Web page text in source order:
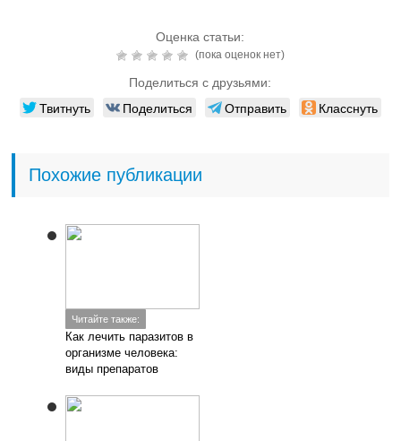
Оценка статьи:
(пока оценок нет)
Поделиться с друзьями:
Твитнуть Поделиться Отправить Класснуть
Похожие публикации
Читайте также:
Как лечить паразитов в
организме человека:
виды препаратов